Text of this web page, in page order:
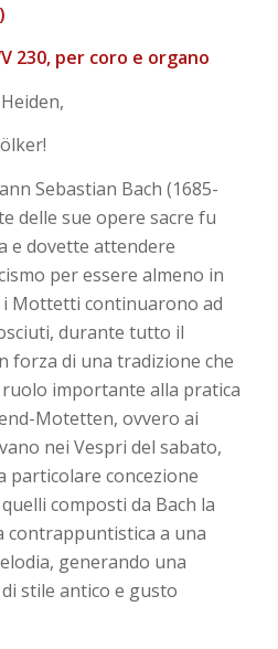
230, per coro e organo
Sebastian Bach (1685-
delle sue opere sacre fu
e dovette attendere
per essere almeno in
Mottetti continuarono ad
durante tutto il
forza di una tradizione che
importante alla pratica
Motetten, ovvero ai
nei Vespri del sabato,
particolare concezione
composti da Bach la
contrappuntistica a una
generando una
stile antico e gusto